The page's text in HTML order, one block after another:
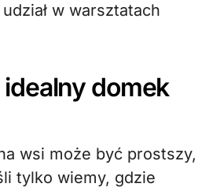
w warsztatach
domek
wsi może być prostszy,
tylko wiemy, gdzie